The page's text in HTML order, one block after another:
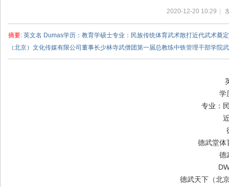
2020-12-20 10:29
摘要: 英文名 Dumas学历：教育学硕士专业：民族传统体育武术散打近代武术
（北京）文化传媒有限公司董事长少林寺武僧团第一届总教练中铁管理干部学
学
专业：
德武堂体
德
德武天下（北